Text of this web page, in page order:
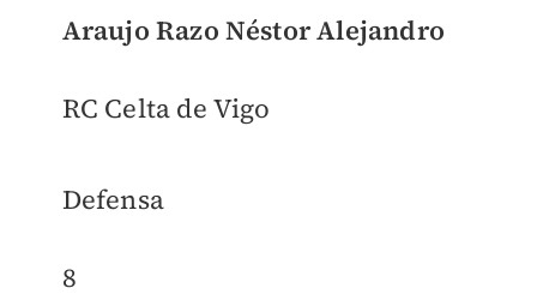
Araujo Razo Néstor Alejandro
RC Celta de Vigo
Defensa
8